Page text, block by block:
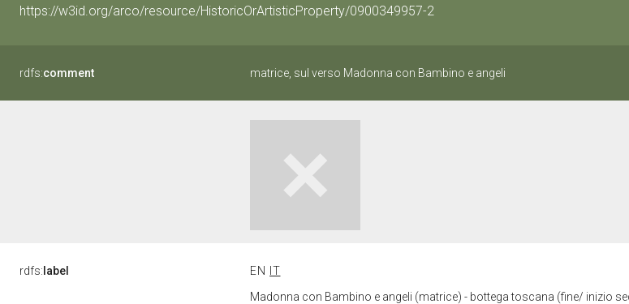
https://w3id.org/arco/resource/HistoricOrArtisticProperty/0900349957-2
rdfs:comment matrice, sul verso Madonna con Bambino e angeli
rdfs: label EN
IT
Madonna con Bambino e angeli (matrice) - bottega toscana (fine/ inizio